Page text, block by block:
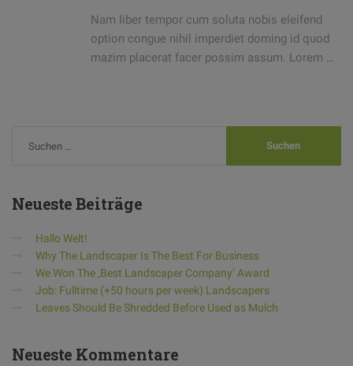
Nam liber tempor cum soluta nobis eleifend
option congue nihil imperdiet doming id quod
mazim placerat facer possim assum. Lorem …
NeuesteBeiträge
Hallo Welt!
Why The Landscaper Is The Best For Business
We Won The ‚Best Landscaper Company‘ Award
Job: Fulltime (+50 hours per week) Landscapers
Leaves Should Be Shredded Before Used as Mulch
Neueste Kommentare